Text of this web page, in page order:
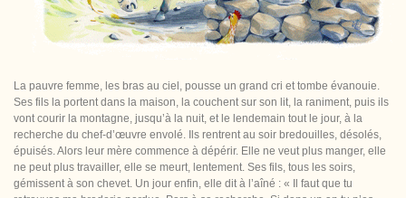
La pauvre femme, les bras au ciel, pousse un grand cri et tombe évanouie.
Ses fils la portent dans la maison, la couchent sur son lit, la raniment, puis ils
vont courir la montagne, jusqu’à la nuit, et le lendemain tout le jour, à la
recherche du chef-d’œuvre envolé. Ils rentrent au soir bredouilles, désolés,
épuisés. Alors leur mère commence à dépérir. Elle ne veut plus manger, elle
ne peut plus travailler, elle se meurt, lentement. Ses fils, tous les soirs,
gémissent à son chevet. Un jour enfin, elle dit à l’aîné : « Il faut que tu